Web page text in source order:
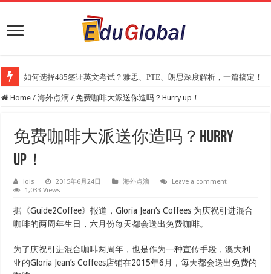
如何选择485签证英文考试？雅思、PTE、朗思深度解析，一篇搞定！
Home / 海外点滴 / 免费咖啡大派送你造吗？Hurry up！
免费咖啡大派送你造吗？Hurry
up！
lois 2015年6月24日 海外点滴
Leave a comment
1,033 Views
据《Guide2Coffee》报道，Gloria Jean’s Coffees 为庆祝引进混合
咖啡的两周年生日，六月份每天都会送出免费咖啡。
为了庆祝引进混合咖啡两周年，也是作为一种宣传手段，澳大利
亚的Gloria Jean’s Coffees店铺在2015年6月，每天都会送出免费的